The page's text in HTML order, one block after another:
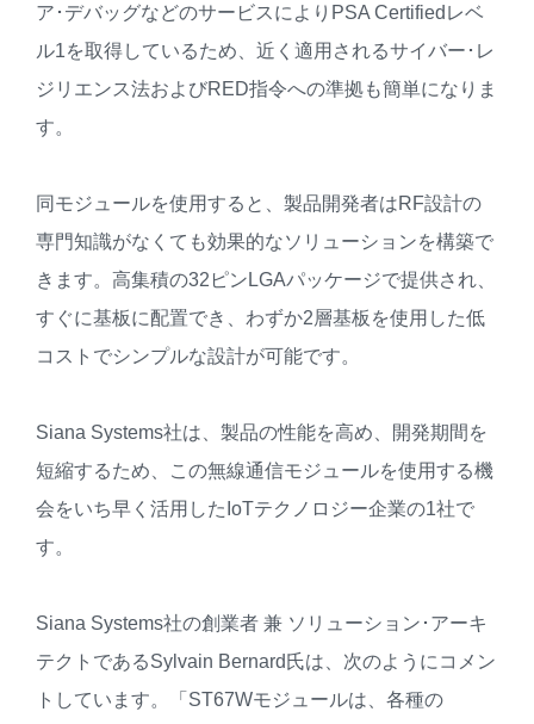
ア･デバッグなどのサービスによりPSA Certifiedレベ
ル1を取得しているため、近く適用されるサイバー･レ
ジリエンス法およびRED指令への準拠も簡単になりま
す。
同モジュールを使用すると、製品開発者はRF設計の
専門知識がなくても効果的なソリューションを構築で
きます。高集積の32ピンLGAパッケージで提供され、
すぐに基板に配置でき、わずか2層基板を使用した低
コストでシンプルな設計が可能です。
Siana Systems社は、製品の性能を高め、開発期間を
短縮するため、この無線通信モジュールを使用する機
会をいち早く活用したIoTテクノロジー企業の1社で
す。
Siana Systems社の創業者 兼 ソリューション･アーキ
テクトであるSylvain Bernard氏は、次のようにコメン
トしています。「ST67Wモジュールは、各種の